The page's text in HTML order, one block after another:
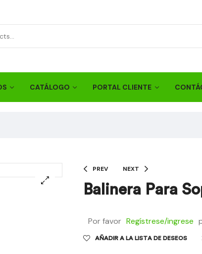
CATÁLOGO PORTAL CLIENTE
PREV NEXT
Balinera Para
Por favor Regístrese/ingrese
AÑADIR A LA LISTA DE DESEOS